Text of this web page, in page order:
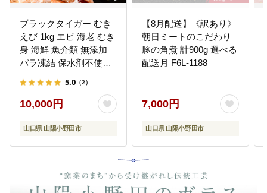
ブラックタイガー むき
えび 1kg エビ 海老 むき
身 海鮮 魚介類 無添加
バラ凍結 保水剤不使用
5.0 （2）
10,000円
山口県 山陽小野田市
【8月配送】《訳あり》
朝日ミートのこだわり
豚の角煮 計900g 選べる
配送月 F6L-1188
7,000円
山口県 山陽小野田市